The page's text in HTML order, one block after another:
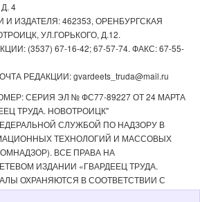
4
ИЗДАТЕЛЯ: 462353, ОРЕНБУРГСКАЯ
УЛ.ГОРЬКОГО, Д.12.
(3537) 67-16-42; 67-57-74. ФАКС: 67-55-
РЕДАКЦИИ: gvardeets_truda@mail.ru
СЕРИЯ ЭЛ № ФС77-89227 ОТ 24 МАРТА
ТРУДА. НОВОТРОИЦК"
СЛУЖБОЙ ПО НАДЗОРУ В
ТЕХНОЛОГИЙ И МАССОВЫХ
ВСЕ ПРАВА НА
ИЗДАНИИ «ГВАРДЕЕЦ ТРУДА.
ОХРАНЯЮТСЯ В СООТВЕТСТВИИ С
ЛЮБОЕ ИСПОЛЬЗОВАНИЕ МАТЕРИАЛОВ